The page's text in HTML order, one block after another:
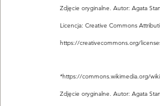
Zdjęcie oryginalne. Autor: Agata
Licencja: Creative Commons
https://creativecommons.org/
*https://commons.wikimedia.org/
Zdjęcie oryginalne. Autor: Agata